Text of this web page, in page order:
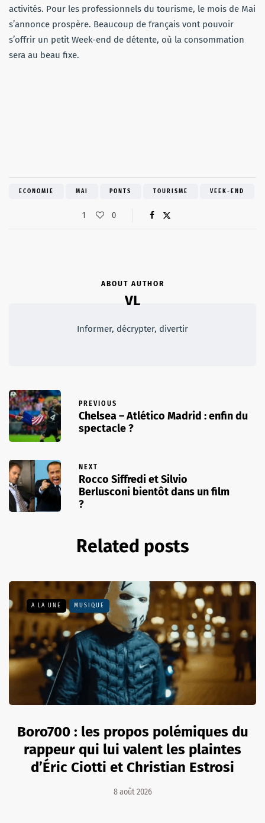
activités. Pour les professionnels du tourisme, le mois de Mai
s’annonce prospère. Beaucoup de français vont pouvoir
s’offrir un petit Week-end de détente, où la consommation
sera au beau fixe.
ECONOMIE MAI PONTS TOURISME VEEK-END
1 0
ABOUT AUTHOR
VL
Informer, décrypter, divertir
PREVIOUS
Chelsea – Atlético Madrid : enfin du
spectacle ?
NEXT
Rocco Siffredi et Silvio
Berlusconi bientôt dans un film
?
Related posts
A LA UNE MUSIQUE
Boro700 : les propos polémiques du
rappeur qui lui valent les plaintes
d’Éric Ciotti et Christian Estrosi
8 août 2026